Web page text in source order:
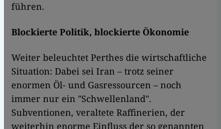
führen.
Blockierte Politik, blockierte Ökonomie
Weiter beleuchtet Perthes die wirtschaftliche
Situation: Dabei sei Iran – trotz seiner
enormen Öl- und Gasressourcen – noch
immer nur ein "Schwellenland".
Subventionen, veraltete Raffinerien, der
weiterhin enorme Einfluss der so genannten